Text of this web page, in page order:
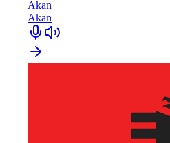
Akan
Akan